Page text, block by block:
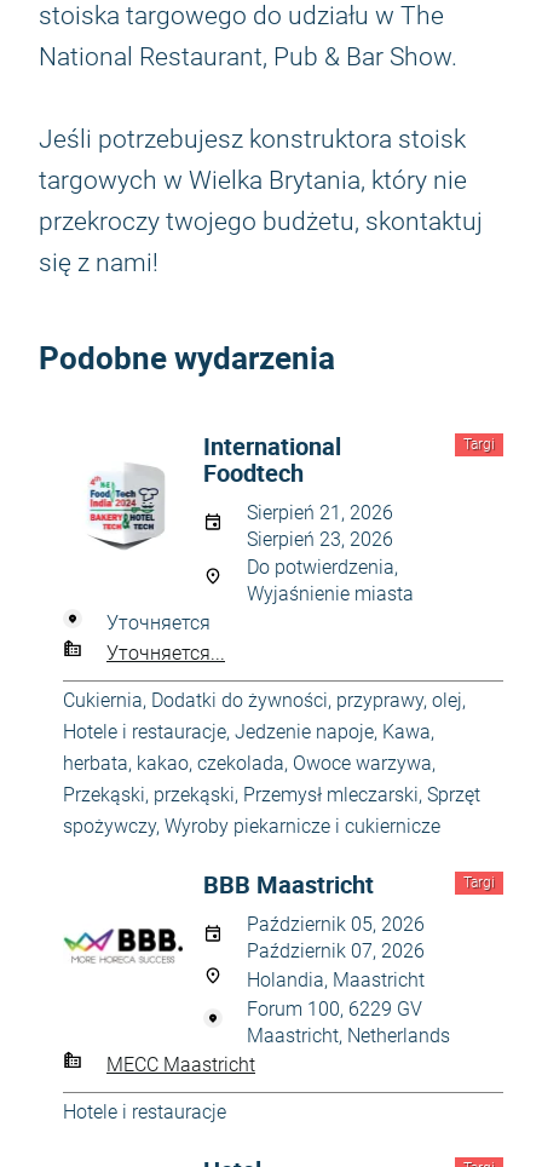
stoiska targowego do udziału w The
National Restaurant, Pub & Bar Show.
Jeśli potrzebujesz konstruktora stoisk
targowych w Wielka Brytania, który nie
przekroczy twojego budżetu, skontaktuj
się z nami!
Podobne wydarzenia
Targi
International
Foodtech
Sierpień 21, 2026
Sierpień 23, 2026
Do potwierdzenia,
Wyjaśnienie miasta
Уточняется
Уточняется...
Cukiernia, Dodatki do żywności, przyprawy, olej,
Hotele i restauracje, Jedzenie napoje, Kawa,
herbata, kakao, czekolada, Owoce warzywa,
Przekąski, przekąski, Przemysł mleczarski, Sprzęt
spożywczy, Wyroby piekarnicze i cukiernicze
Targi
BBB Maastricht
Październik 05, 2026
Październik 07, 2026
Holandia, Maastricht
Forum 100, 6229 GV
Maastricht, Netherlands
MECC Maastricht
Hotele i restauracje